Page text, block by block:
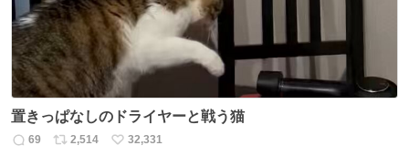
置きっぱなしのドライヤーと戦う猫
返
69
リ
2,514
い
32,331